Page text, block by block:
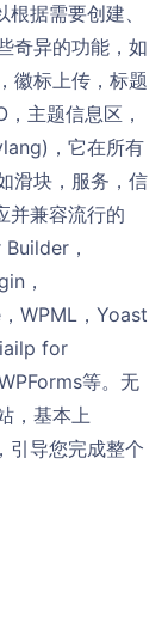
据需要创建、
奇异的功能，如
徽标上传，标题
主题信息区，
，它在所有
滑块，服务，信
并兼容流行的
，
，
WPML，Yoast
for
等。无
，基本上
引导您完成整个